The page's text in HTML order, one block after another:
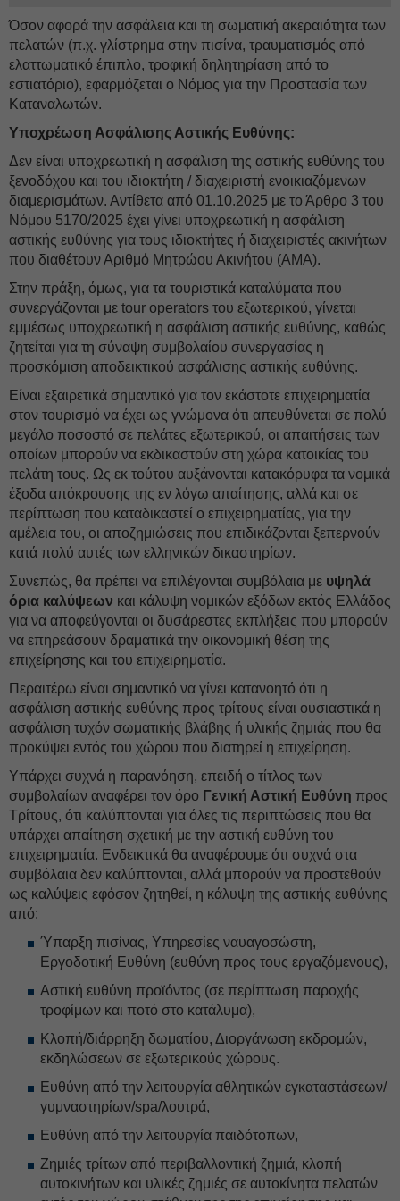
Όσον αφορά την ασφάλεια και τη σωματική ακεραιότητα των
πελατών (π.χ. γλίστρημα στην πισίνα, τραυματισμός από
ελαττωματικό έπιπλο, τροφική δηλητηρίαση από το
εστιατόριο), εφαρμόζεται ο Νόμος για την Προστασία των
Καταναλωτών.
Υποχρέωση Ασφάλισης Αστικής Ευθύνης:
Δεν είναι υποχρεωτική η ασφάλιση της αστικής ευθύνης του
ξενοδόχου και του ιδιοκτήτη / διαχειριστή ενοικιαζόμενων
διαμερισμάτων. Αντίθετα από 01.10.2025 με το Άρθρο 3 του
Νόμου 5170/2025 έχει γίνει υποχρεωτική η ασφάλιση
αστικής ευθύνης για τους ιδιοκτήτες ή διαχειριστές ακινήτων
που διαθέτουν Αριθμό Μητρώου Ακινήτου (ΑΜΑ).
Στην πράξη, όμως, για τα τουριστικά καταλύματα που
συνεργάζονται με tour operators του εξωτερικού, γίνεται
εμμέσως υποχρεωτική η ασφάλιση αστικής ευθύνης, καθώς
ζητείται για τη σύναψη συμβολαίου συνεργασίας η
προσκόμιση αποδεικτικού ασφάλισης αστικής ευθύνης.
Είναι εξαιρετικά σημαντικό για τον εκάστοτε επιχειρηματία
στον τουρισμό να έχει ως γνώμονα ότι απευθύνεται σε πολύ
μεγάλο ποσοστό σε πελάτες εξωτερικού, οι απαιτήσεις των
οποίων μπορούν να εκδικαστούν στη χώρα κατοικίας του
πελάτη τους. Ως εκ τούτου αυξάνονται κατακόρυφα τα νομικά
έξοδα απόκρουσης της εν λόγω απαίτησης, αλλά και σε
περίπτωση που καταδικαστεί ο επιχειρηματίας, για την
αμέλεια του, οι αποζημιώσεις που επιδικάζονται ξεπερνούν
κατά πολύ αυτές των ελληνικών δικαστηρίων.
Συνεπώς, θα πρέπει να επιλέγονται συμβόλαια με υψηλά
όρια καλύψεων και κάλυψη νομικών εξόδων εκτός Ελλάδος
για να αποφεύγονται οι δυσάρεστες εκπλήξεις που μπορούν
να επηρεάσουν δραματικά την οικονομική θέση της
επιχείρησης και του επιχειρηματία.
Περαιτέρω είναι σημαντικό να γίνει κατανοητό ότι η
ασφάλιση αστικής ευθύνης προς τρίτους είναι ουσιαστικά η
ασφάλιση τυχόν σωματικής βλάβης ή υλικής ζημιάς που θα
προκύψει εντός του χώρου που διατηρεί η επιχείρηση.
Υπάρχει συχνά η παρανόηση, επειδή ο τίτλος των
συμβολαίων αναφέρει τον όρο Γενική Αστική Ευθύνη προς
Τρίτους, ότι καλύπτονται για όλες τις περιπτώσεις που θα
υπάρχει απαίτηση σχετική με την αστική ευθύνη του
επιχειρηματία. Ενδεικτικά θα αναφέρουμε ότι συχνά στα
συμβόλαια δεν καλύπτονται, αλλά μπορούν να προστεθούν
ως καλύψεις εφόσον ζητηθεί, η κάλυψη της αστικής ευθύνης
από:
Ύπαρξη πισίνας, Υπηρεσίες ναυαγοσώστη,
Εργοδοτική Ευθύνη (ευθύνη προς τους εργαζόμενους),
Αστική ευθύνη προϊόντος (σε περίπτωση παροχής
τροφίμων και ποτό στο κατάλυμα),
Κλοπή/διάρρηξη δωματίου, Διοργάνωση εκδρομών,
εκδηλώσεων σε εξωτερικούς χώρους.
Ευθύνη από την λειτουργία αθλητικών εγκαταστάσεων/
γυμναστηρίων/spa/λουτρά,
Ευθύνη από την λειτουργία παιδότοπων,
Ζημιές τρίτων από περιβαλλοντική ζημιά, κλοπή
αυτοκινήτων και υλικές ζημιές σε αυτοκίνητα πελατών